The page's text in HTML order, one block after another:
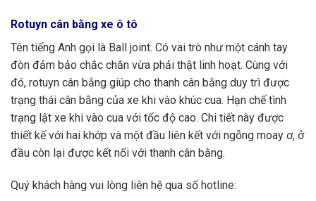
Rotuyn cân bằng xe ô tô
Tên tiếng Anh gọi là Ball joint. Có vai trò như một cánh tay
đòn đảm bảo chắc chắn vừa phải thật linh hoạt. Cùng với
đó, rotuyn cân bằng giúp cho thanh cân bằng duy trì được
trạng thái cân bằng của xe khi vào khúc cua. Hạn chế tình
trạng lật xe khi vào cua với tốc độ cao. Chi tiết này được
thiết kế với hai khớp và một đầu liên kết với ngỗng moay ơ, ở
đầu còn lại được kết nối với thanh cân bằng.
Quý khách hàng vui lòng liên hệ qua số hotline: